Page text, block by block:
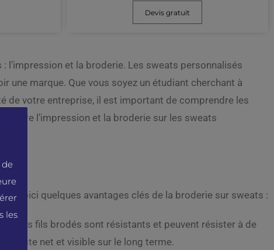
Devis gratuit
l’impression et la broderie. Les sweats personnalisés
une marque. Que vous soyez un étudiant cherchant à
de votre entreprise, il est important de comprendre les
entre l’impression et la broderie sur les sweats
Voici quelques avantages clés de la broderie sur sweats :
Les fils brodés sont résistants et peuvent résister à de
reste net et visible sur le long terme.
les